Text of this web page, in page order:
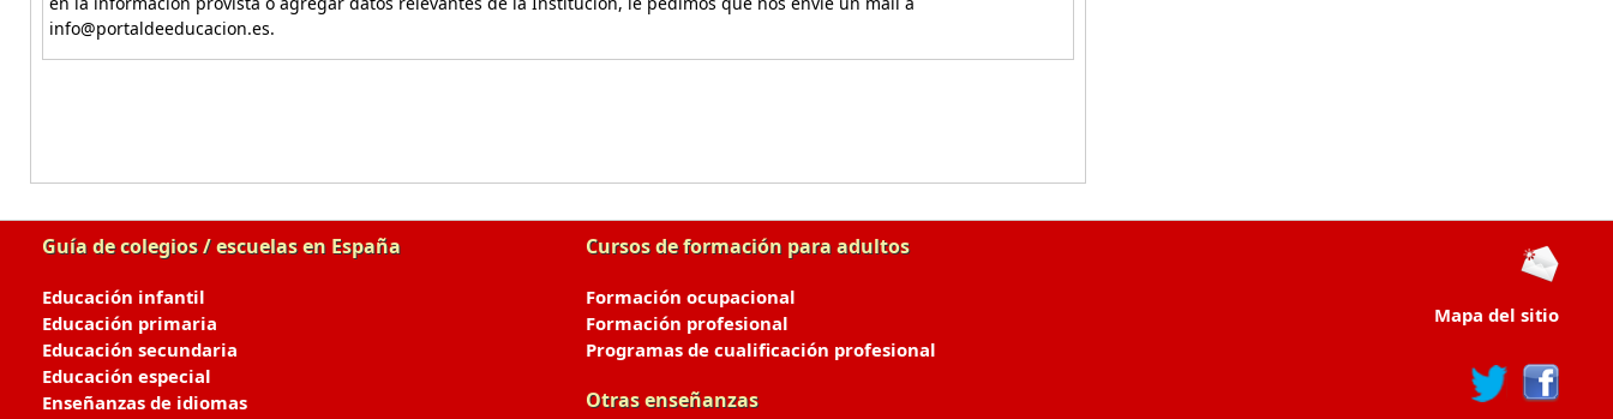
info@portaldeeducacion.es.
Guía de colegios / escuelas en España
Educación infantil
Educación primaria
Educación secundaria
Educación especial
Enseñanzas de idiomas
Cursos de formación para adultos
Formación ocupacional
Formación profesional
Programas de cualificación profesional
Otras enseñanzas
Mapa del sitio